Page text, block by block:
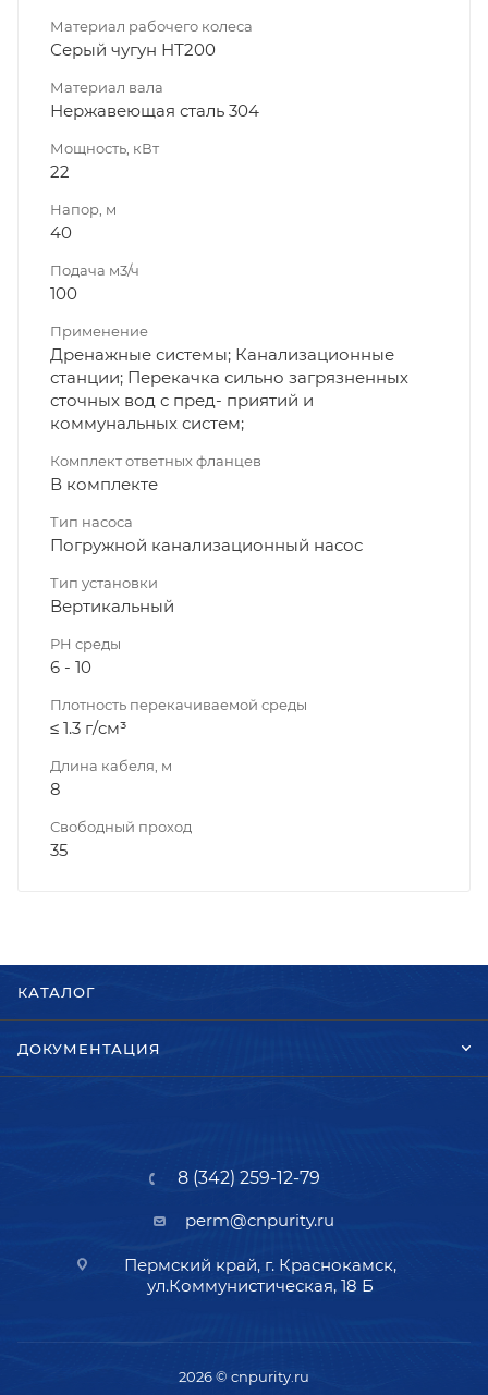
Материал рабочего колеса
Серый чугун НТ200
Материал вала
Нержавеющая сталь 304
Мощность, кВт
22
Напор, м
40
Подача м3/ч
100
Применение
Дренажные системы; Канализационные
станции; Перекачка сильно загрязненных
сточных вод с пред- приятий и
коммунальных систем;
Комплект ответных фланцев
В комплекте
Тип насоса
Погружной канализационный насос
Тип установки
Вертикальный
PH среды
6 - 10
Плотность перекачиваемой среды
≤ 1.3 г/cм³
Длина кабеля, м
8
Свободный проход
35
КАТАЛОГ
ДОКУМЕНТАЦИЯ
8 (342) 259-12-79
perm@cnpurity.ru
Пермский край, г. Краснокамск,
ул.Коммунистическая, 18 Б
2026 © cnpurity.ru